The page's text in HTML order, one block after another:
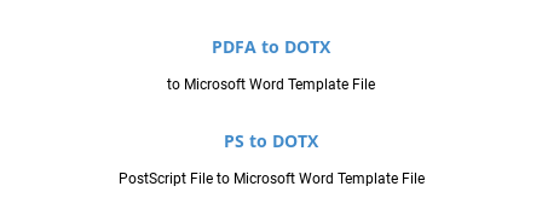
PDFA to DOTX
to Microsoft Word Template File
PS to DOTX
PostScript File to Microsoft Word Template File